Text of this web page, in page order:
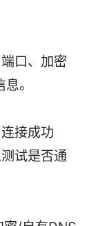
口、加密
。
接成功
试是否通